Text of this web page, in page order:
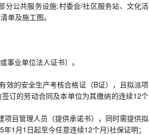
公共服务设施:村委会/社区服务站、文化活
单及施工图。
事业单位法人证书）。
效的安全生产考核合格证（B证），且拟派项
订的劳动合同及本单位为其缴纳的连续12个
目管理人员（提供承诺书），同时需提供拟
1月1日起至今任意连续12个月)社保证明；